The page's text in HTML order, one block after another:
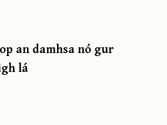
an damhsa nó gur
lá